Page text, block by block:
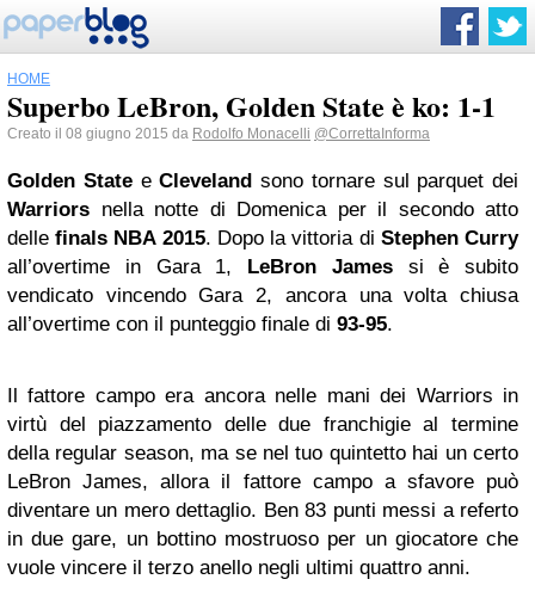
HOME
Superbo LeBron, Golden State è ko: 1-1
Creato il 08 giugno 2015 da Rodolfo Monacelli @CorrettaInforma
Golden StateeCleveland sono tornare sul parquet dei
Warriors nella notte di Domenica per il secondo atto
dellefinals NBA 2015. Dopo la vittoria di Stephen Curry
all’overtime in Gara 1, LeBron Jamessi è subito
vendicato vincendo Gara 2, ancora una volta chiusa
all’overtime con il punteggio finale di 93-95.
Il fattore campo era ancora nelle mani dei Warriors in
virtù del piazzamento delle due franchigie al termine
della regular season, ma se nel tuo quintetto hai un certo
LeBron James, allora il fattore campo a sfavore può
diventare un mero dettaglio. Ben 83 punti messi a referto
in due gare, un bottino mostruoso per un giocatore che
vuole vincere il terzo anello negli ultimi quattro anni.